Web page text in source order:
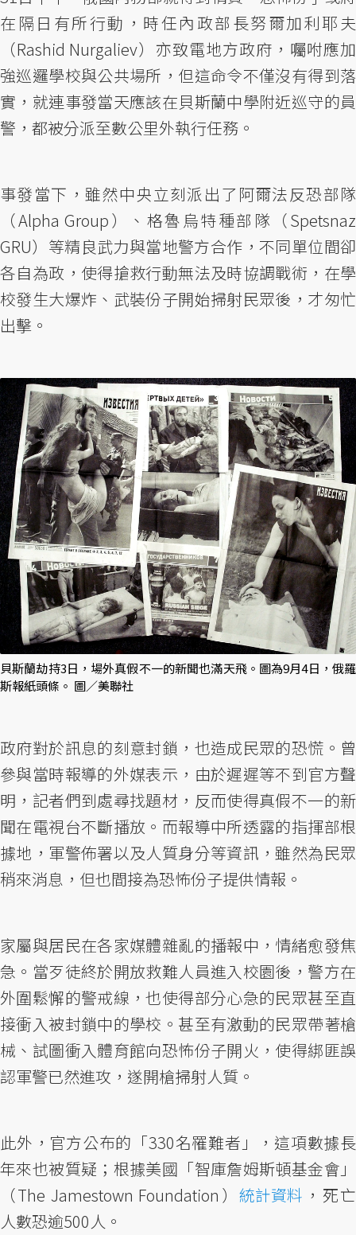
在隔日有所行動，時任內政部長努爾加利耶夫
（Rashid Nurgaliev）亦致電地方政府，囑咐應加
強巡邏學校與公共場所，但這命令不僅沒有得到落
實，就連事發當天應該在貝斯蘭中學附近巡守的員
警，都被分派至數公里外執行任務。
事發當下，雖然中央立刻派出了阿爾法反恐部隊
（Alpha Group）、格魯烏特種部隊（Spetsnaz
GRU）等精良武力與當地警方合作，不同單位間卻
各自為政，使得搶救行動無法及時協調戰術，在學
校發生大爆炸、武裝份子開始掃射民眾後，才匆忙
出擊。
貝斯蘭劫持3日，場外真假不一的新聞也滿天飛。圖為9月4日，俄羅
斯報紙頭條。 圖／美聯社
政府對於訊息的刻意封鎖，也造成民眾的恐慌。曾
參與當時報導的外媒表示，由於遲遲等不到官方聲
明，記者們到處尋找題材，反而使得真假不一的新
聞在電視台不斷播放。而報導中所透露的指揮部根
據地，軍警佈署以及人質身分等資訊，雖然為民眾
稍來消息，但也間接為恐怖份子提供情報。
家屬與居民在各家媒體雜亂的播報中，情緒愈發焦
急。當歹徒終於開放救難人員進入校園後，警方在
外圍鬆懈的警戒線，也使得部分心急的民眾甚至直
接衝入被封鎖中的學校。甚至有激動的民眾帶著槍
械、試圖衝入體育館向恐怖份子開火，使得綁匪誤
認軍警已然進攻，遂開槍掃射人質。
此外，官方公布的「330名罹難者」，這項數據長
年來也被質疑；根據美國「智庫詹姆斯頓基金會」
（The Jamestown Foundation） 統計資料 ，死亡
人數恐逾500人。